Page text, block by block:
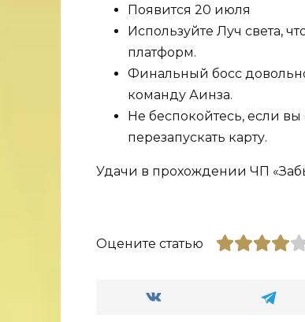
Появится 20 июля
Используйте Луч света,
платформ.
Финальный босс
команду Аинза.
Не беспокойтесь, если
перезапускать карту.
Удачи в прохождении ЧП
Оцените статью